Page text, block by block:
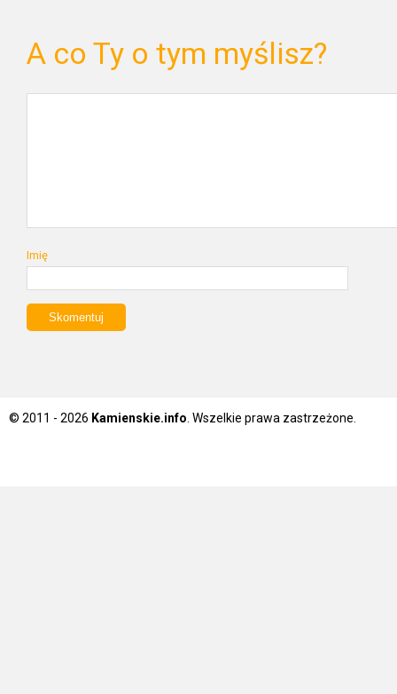
A co Ty o tym myślisz?
Imię
© 2011 - 2026 Kamienskie.info . Wszelkie prawa zastrzeżone.